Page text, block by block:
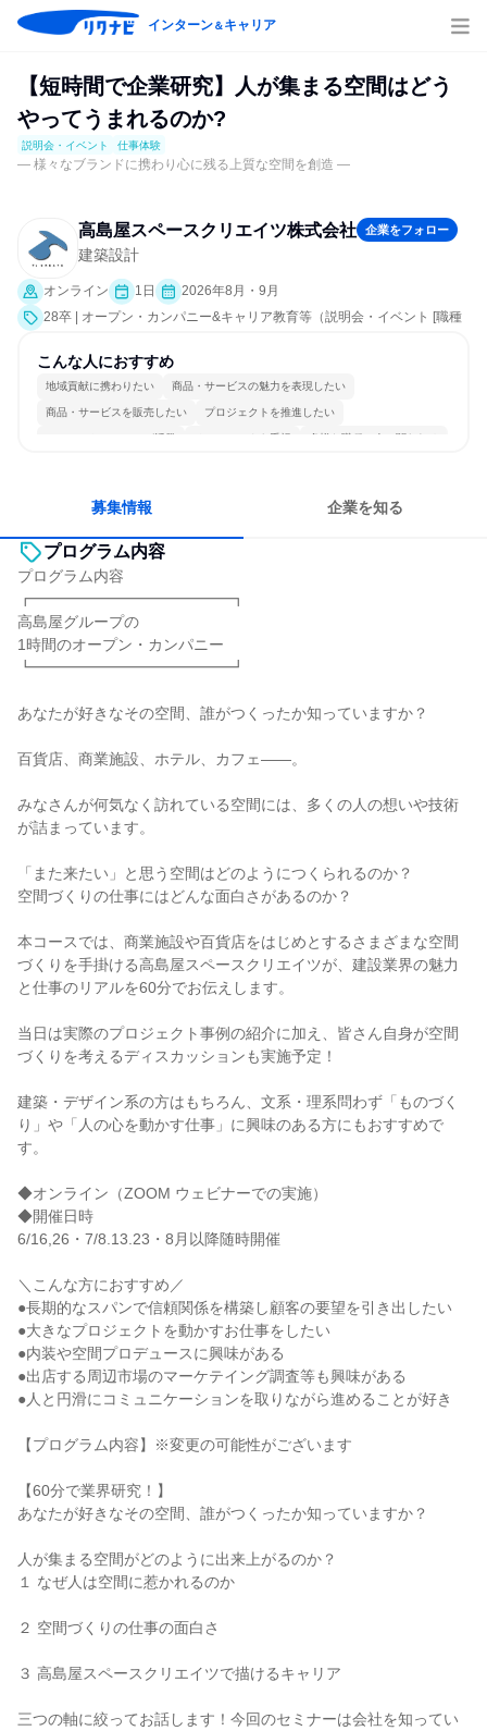
インターン＆キャリア
【短時間で企業研究】人が集まる空間はどう
やってうまれるのか?
説明会・イベント 仕事体験
― 様々なブランドに携わり心に残る上質な空間を創造 ―
高島屋スペースクリエイツ株式会社 企業をフォロー
建築設計
オンライン 1日
2026年8月・9月
28卒 | オープン・カンパニー&キャリア教育等（説明会・イベント [職種
こんな人におすすめ
地域貢献に携わりたい 商品・サービスの魅力を表現したい
商品・サービスを販売したい プロジェクトを推進したい
コミュニケーションが活発 チームワークを重視 多様な職種の人と関われる
募集情報 企業を知る
プログラム内容
プログラム内容
┏━━━━━━━━━━━━━┓
高島屋グループの
1時間のオープン・カンパニー
┗━━━━━━━━━━━━━┛
あなたが好きなその空間、誰がつくったか知っていますか？
百貨店、商業施設、ホテル、カフェ――。
みなさんが何気なく訪れている空間には、多くの人の想いや技術
が詰まっています。
「また来たい」と思う空間はどのようにつくられるのか？
空間づくりの仕事にはどんな面白さがあるのか？
本コースでは、商業施設や百貨店をはじめとするさまざまな空間
づくりを手掛ける高島屋スペースクリエイツが、建設業界の魅力
と仕事のリアルを60分でお伝えします。
当日は実際のプロジェクト事例の紹介に加え、皆さん自身が空間
づくりを考えるディスカッションも実施予定！
建築・デザイン系の方はもちろん、文系・理系問わず「ものづく
り」や「人の心を動かす仕事」に興味のある方にもおすすめで
す。
◆オンライン（ZOOM ウェビナーでの実施）
◆開催日時
6/16,26・7/8.13.23・8月以降随時開催
＼こんな方におすすめ／
●長期的なスパンで信頼関係を構築し顧客の要望を引き出したい
●大きなプロジェクトを動かすお仕事をしたい
●内装や空間プロデュースに興味がある
●出店する周辺市場のマーケテイング調査等も興味がある
●人と円滑にコミュニケーションを取りながら進めることが好き
【プログラム内容】※変更の可能性がございます
【60分で業界研究！】
あなたが好きなその空間、誰がつくったか知っていますか？
人が集まる空間がどのように出来上がるのか？
１ なぜ人は空間に惹かれるのか
２ 空間づくりの仕事の面白さ
３ 高島屋スペースクリエイツで描けるキャリア
三つの軸に絞ってお話します！今回のセミナーは会社を知ってい